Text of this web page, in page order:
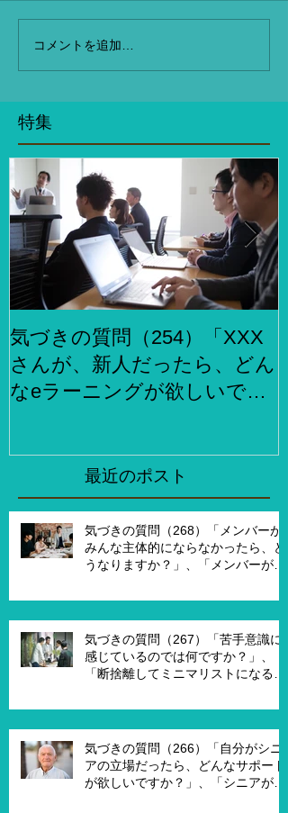
コメントを追加…
特集
気づきの質問（254）「XXX
さんが、新人だったら、どん
なeラーニングが欲しいです
のですか？」最近のポスト
気づきの質問（268）「メンバーが
みんな主体的にならなかったら、ど
うなりますか？」、「メンバーが主
を実現したいですか？」、「XXさん
トを受ければ、主体的になります
か？」
気づきの質問（267）「苦手意識に
感じているのでは何ですか？」、
「断捨離してミニマリストになるの
うと違うのではないですか？」
気づきの質問（266）「自分がシニ
アの立場だったら、どんなサポート
が欲しいですか？」、「シニアが喜